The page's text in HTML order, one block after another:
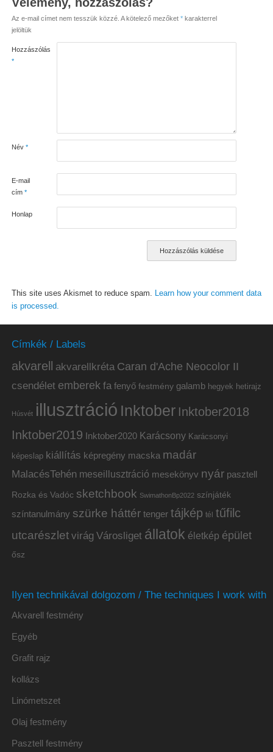
Az e-mail címet nem tesszük közzé. A kötelező mezőket *karakterrel
jelöltük
Hozzászólás
*
Név *
E-mail
cím *
Honlap
This site uses Akismet to reduce spam.
Learn how your comment data
is processed.
Címkék / Labels
akvarell akvarellkréta Caran d'Ache Neocolor II
csendélet emberek fa fenyő festmény galamb hegyek hetirajz
Húsvét illusztráció Inktober Inktober2018
Inktober2019 Inktober2020 Karácsony Karácsonyi
képeslap kiállítás képregény macska madár
MalacésTehén meseillusztráció mesekönyv nyár pasztell
Rozka és Vadóc sketchbook SwimathonBp2022 színjáték
színtanulmány szürke háttér tenger tájkép tél tűfilc
utcarészlet virág Városliget állatok életkép épület
ősz
Ilyen technikával dolgozom / The techniques I work with
Akvarell festmény
Egyéb
Grafit rajz
kollázs
Linómetszet
Olaj festmény
Pasztell festmény